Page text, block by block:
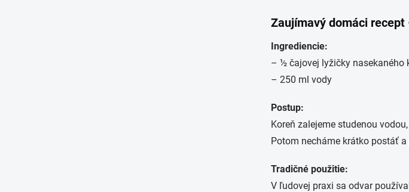
Zaujímavý domáci
Ingrediencie:
– ½ čajovej lyžičky nasekaného
– 250 ml vody
Postup:
Koreň zalejeme studenou
Potom necháme krátko postáť a
Tradičné použitie:
V ľudovej praxi sa odvar